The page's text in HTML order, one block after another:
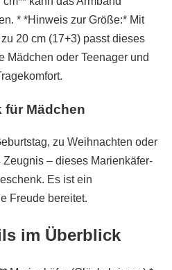
* *Hinweis zur Größe:* Mit
20 cm (17+3) passt dieses
Mädchen oder Teenager und
für Mädchen
zu Weihnachten oder
– dieses Marienkäfer-
Es ist ein
Freude bereitet.
im Überblick